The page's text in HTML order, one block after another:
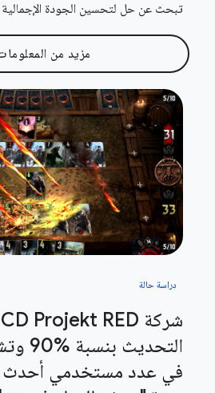
تبحث عن حل لتحسين الجودة الإجمالية
مزيد من
دراسة حالة
في عدد مستخدمي أحدث